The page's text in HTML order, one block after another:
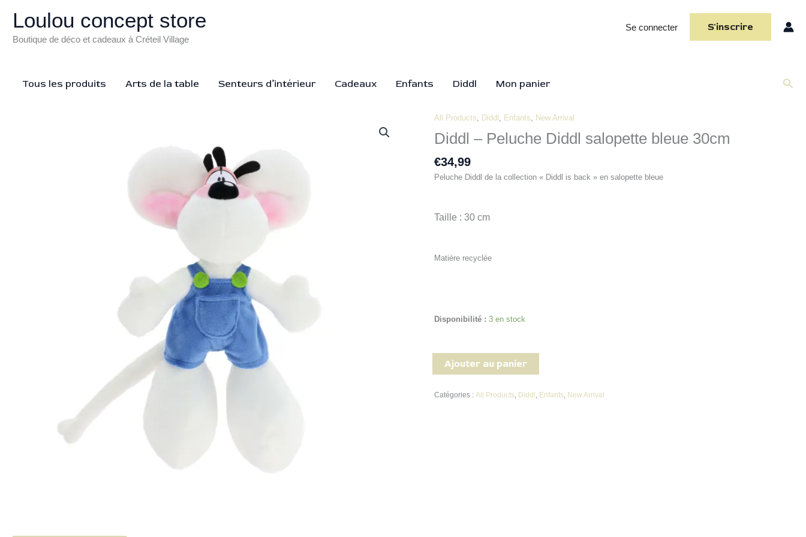
Loulou concept store
Boutique de déco et cadeaux à Créteil Village
Se connecter S'inscrire
Tous les produits Arts de la table Senteurs d’intérieur Cadeaux Enfants Diddl Mon panier
All Products, Diddl , Enfants, New Arrival
Diddl – Peluche Diddl salopette bleue 30cm
€34,99
Peluche Diddl de la collection « Diddl is back » en salopette bleue
Taille : 30 cm
Matière recyclée
Disponibilité : 3 en stock
quantité
de
Diddl
-
Peluche
Diddl
30cm
Ajouter au panier
Catégories :All Products Diddl Enfants New Arrival